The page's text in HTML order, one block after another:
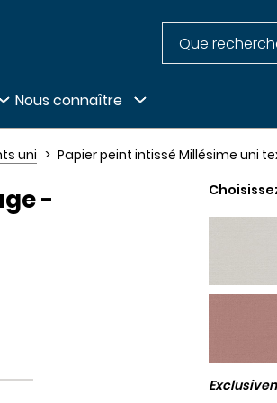
Rechercher
Nous connaître
uni Papier peint intissé Millésime uni
-